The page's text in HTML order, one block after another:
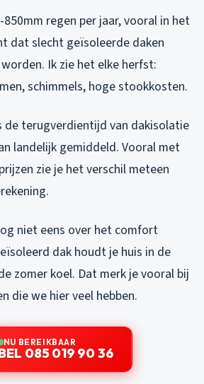
regen per jaar, vooral in het
dat slecht geïsoleerde daken
Ik zie het elke herfst:
schimmels, hoge stookkosten.
de terugverdientijd van dakisolatie
landelijk gemiddeld. Vooral met
zie je het verschil meteen
niet eens over het comfort
dak houdt je huis in de
zomer koel. Dat merk je vooral bij
die we hier veel hebben.
NU BEREIKBAAR
085 019 90 36